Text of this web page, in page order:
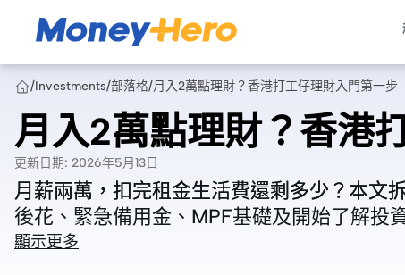
/Investments/部落格/月入2萬點理財？香港打工仔理財入門第一步
月入2萬點理財？香港
更新日期: 2026年5月13日
月薪兩萬，扣完租金生活費還剩多少？本文
後花、緊急備用金、MPF基礎及開始了解投
月薪兩萬，扣完租金生活費還剩多少？本文
後花、緊急備用金、MPF基礎及開始了解投
顯示更多